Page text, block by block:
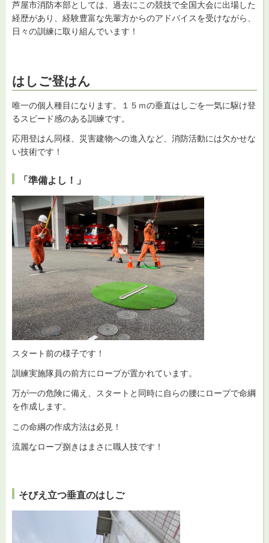
芦屋市消防本部としては、過去にこの競技で全国大会に出場した
経歴があり、経験豊富な先輩方からのアドバイスを受けながら、
日々の訓練に取り組んでいます！
はしご登はん
唯一の個人種目になります。１５ｍの垂直はしごを一気に駆け登
るスピード感のある訓練です。
応用登はん同様、災害建物への進入など、消防活動には欠かせな
い技術です！
「準備よし！」
スタート前の様子です！
訓練実施隊員の前方にロープが置かれています。
万が一の危険に備え、スタートと同時に自らの腰にロープで命綱
を作成します。
この命綱の作成方法は必見！
流麗なロープ捌きはまさに職人技です！
そびえ立つ垂直のはしご